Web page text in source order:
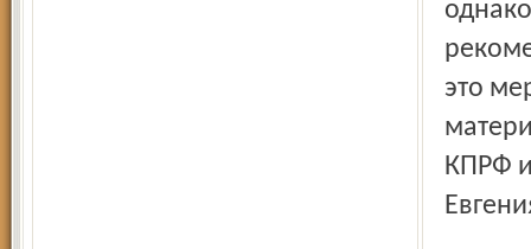
это
КПРФ